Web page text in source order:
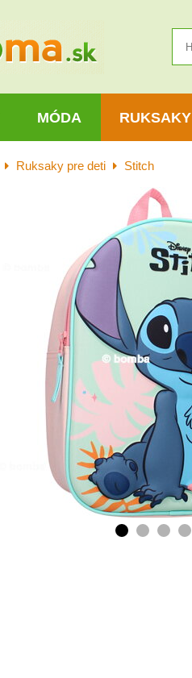
MÓDA RUKSAKY
Ruksaky pre deti Stitch